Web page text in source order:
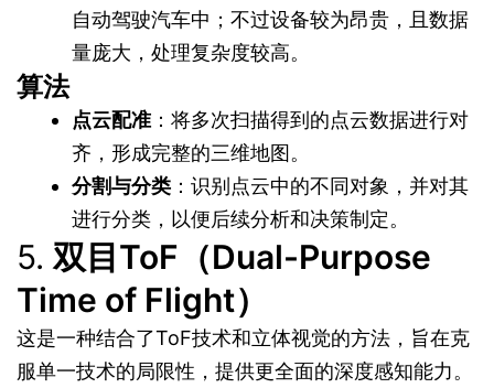
自动驾驶汽车中；不过设备较为昂贵，且数据
量庞大，处理复杂度较高。
算法
点云配准 ：将多次扫描得到的点云数据进行对
齐，形成完整的三维地图。
分割与分类 ：识别点云中的不同对象，并对其
进行分类，以便后续分析和决策制定。
5. 双目ToF（Dual-Purpose
Time of Flight）
这是一种结合了ToF技术和立体视觉的方法，旨在克
服单一技术的局限性，提供更全面的深度感知能力。